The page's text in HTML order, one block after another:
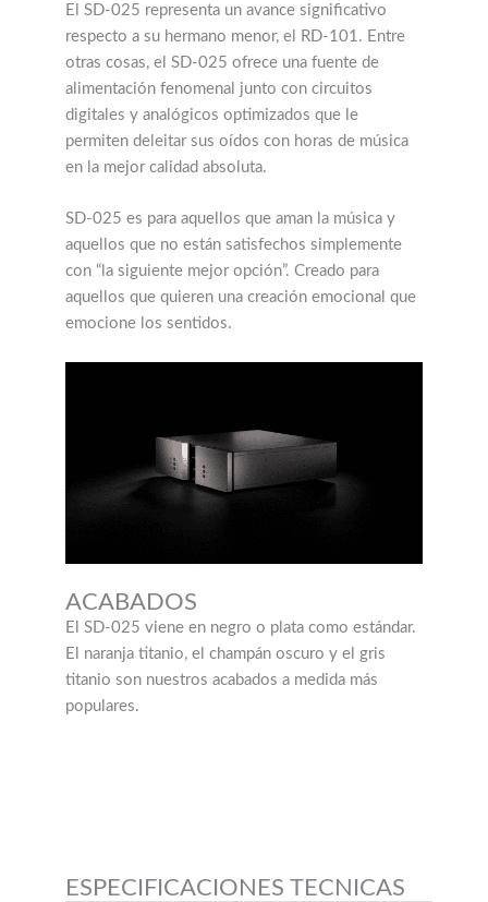
El SD-025 representa un avance significativo
respecto a su hermano menor, el RD-101. Entre
otras cosas, el SD-025 ofrece una fuente de
alimentación fenomenal junto con circuitos
digitales y analógicos optimizados que le
permiten deleitar sus oídos con horas de música
en la mejor calidad absoluta.
SD-025 es para aquellos que aman la música y
aquellos que no están satisfechos simplemente
con “la siguiente mejor opción”. Creado para
aquellos que quieren una creación emocional que
emocione los sentidos.
ACABADOS
El SD-025 viene en negro o plata como estándar.
El naranja titanio, el champán oscuro y el gris
titanio son nuestros acabados a medida más
populares.
ESPECIFICACIONES TECNICAS